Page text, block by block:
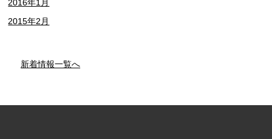
2016年1月
2015年2月
新着情報一覧へ